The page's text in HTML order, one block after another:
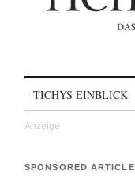
TICHYS EINBLICK
SPONSORED ARTICLE